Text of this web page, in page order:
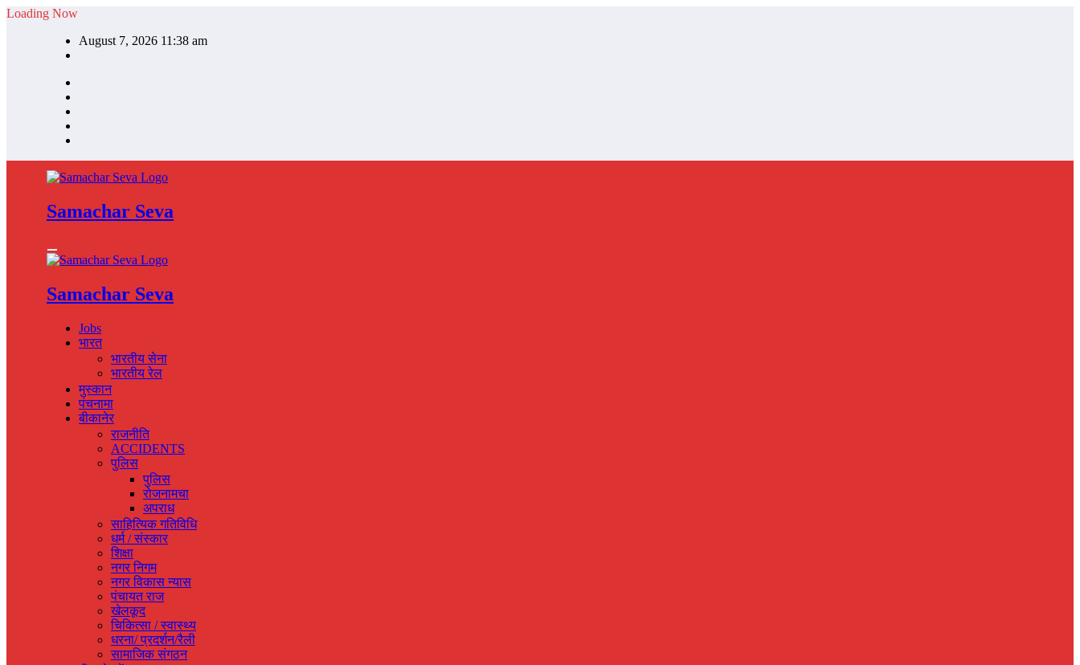
Skip
Loading Now
August 7, 2026 11:38 am
Samachar Seva
Samachar Seva
Jobs
भारत
भारतीय सेना
भारतीय रेल
मुस्‍कान
पंचनामा
बीकानेर
राजनीति
ACCIDENTS
पुलिस
पुलिस
रोजनामचा
अपराध
साहित्यिक गतिविधि
धर्म / संस्‍कार
शिक्षा
नगर निगम
नगर विकास न्‍यास
पंचायत राज
खेलकूद
चिकित्‍सा / स्‍वास्‍थ्‍य
धरना/ प्रदर्शन/रैली
सामाजिक संगठन